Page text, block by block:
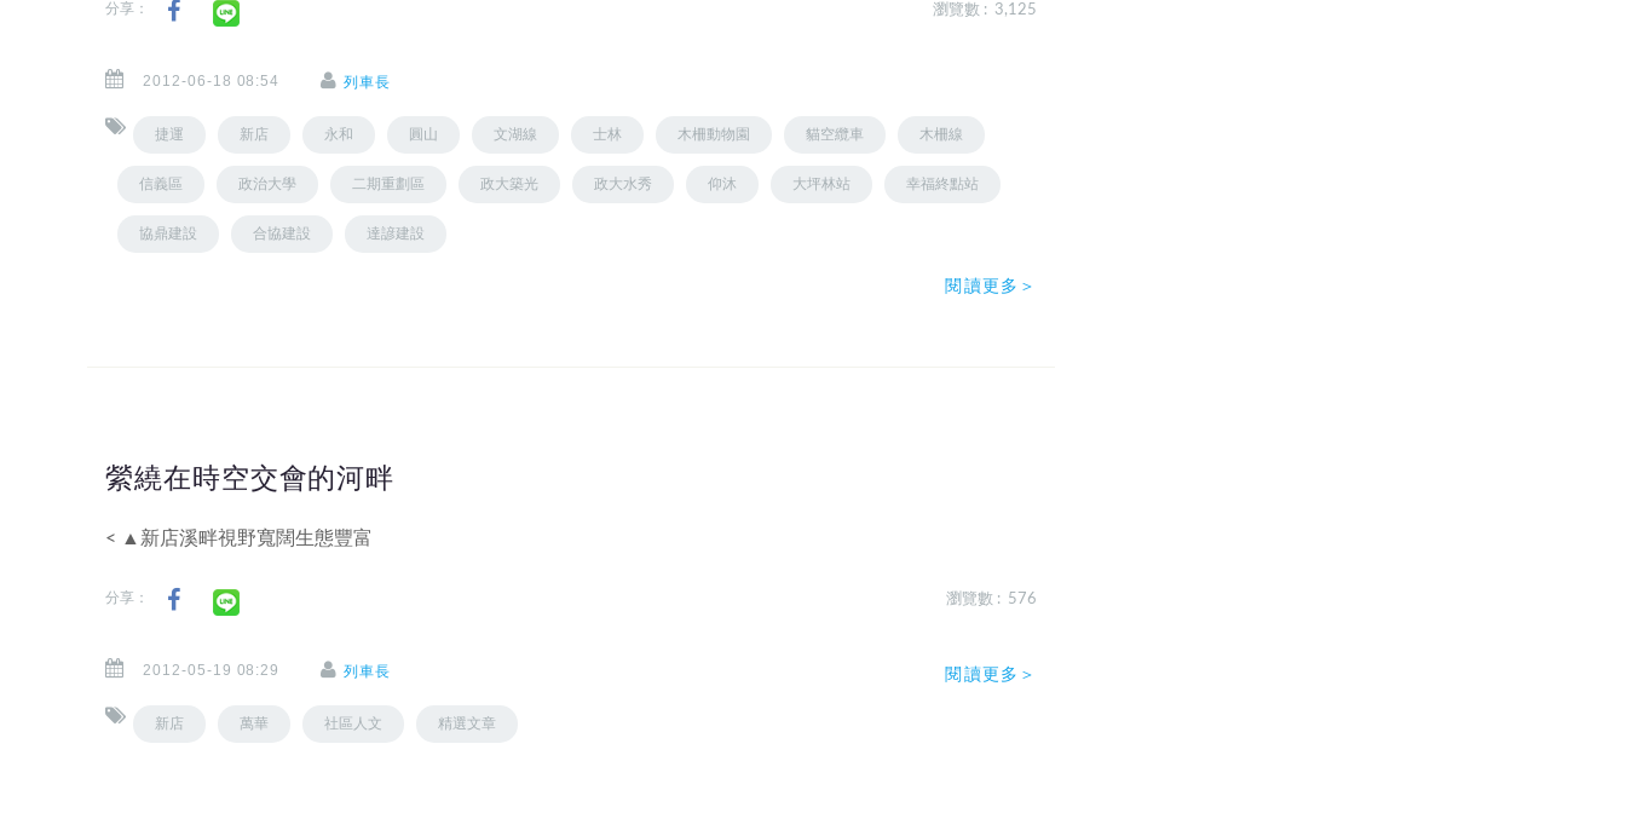
分享： 瀏覽數 : 3,125
2012-06-18 08:54 列車長
捷運 新店 永和 圓山 文湖線 士林 木柵動物園 貓空纜車 木柵線
信義區 政治大學 二期重劃區 政大築光 政大水秀 仰沐 大坪林站 幸福終點站
協鼎建設 合協建設 達諺建設
閱讀更多＞
縈繞在時空交會的河畔
< ▲新店溪畔視野寬闊生態豐富
分享： 瀏覽數 : 576
2012-05-19 08:29 列車長
新店 萬華 社區人文 精選文章
閱讀更多＞